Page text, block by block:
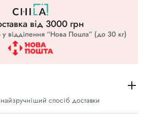
вiд 3000 грн
відділення “Нова Пошта” (до 30 кг)
спосіб доставки